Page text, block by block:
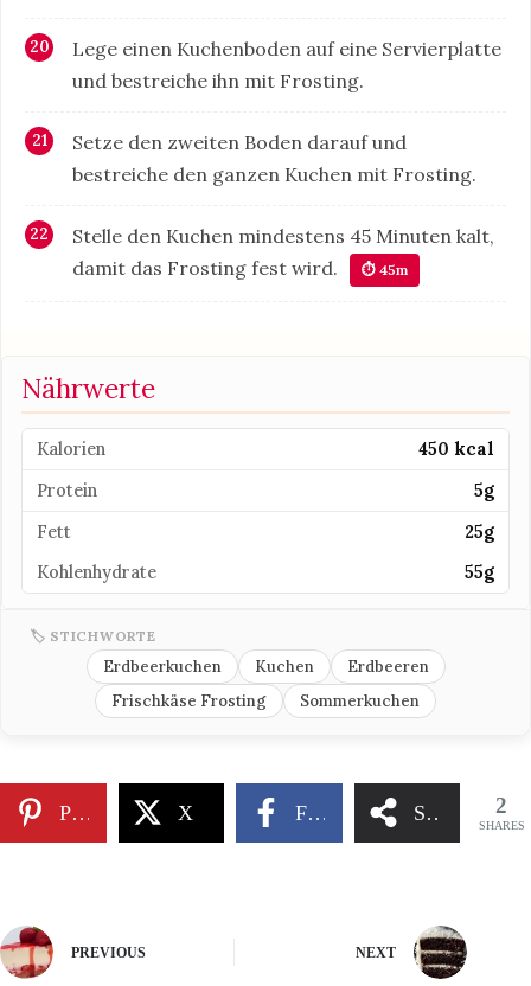
Lege einen Kuchenboden auf eine Servierplatte
und bestreiche ihn mit Frosting.
Setze den zweiten Boden darauf und
bestreiche den ganzen Kuchen mit Frosting.
Stelle den Kuchen mindestens 45 Minuten kalt,
damit das Frosting fest wird.
⏱ 45m
Nährwerte
Kalorien
450 kcal
Protein
5g
Fett
25g
Kohlenhydrate
55g
🏷 STICHWORTE
Erdbeerkuchen Kuchen
Erdbeeren
Frischkäse Frosting
Sommerkuchen
Pinterest X Facebook Share 2
SHARES
PREVIOUS NEXT